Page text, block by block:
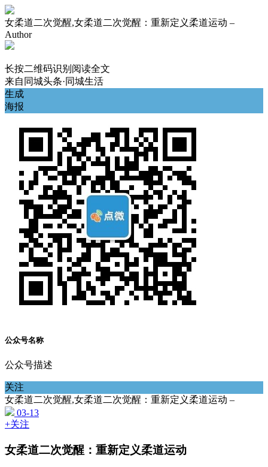
女柔道二次觉醒,女柔道二次觉醒：重新定义柔道运动 –
Author
长按二维码识别阅读全文
来自 同城头条·同城生活
生成
海报
公众号名称
公众号描述
关注
女柔道二次觉醒,女柔道二次觉醒：重新定义柔道运动 –
03-13
+关注
女柔道二次觉醒：重新定义柔道运动